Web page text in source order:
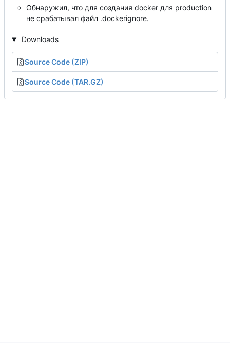
Обнаружил, что для создания docker для production
не срабатывал файл .dockerignore.
Downloads
Source Code (ZIP)
Source Code (TAR.GZ)